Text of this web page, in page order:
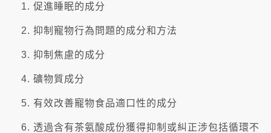
促進睡眠的成分
抑制寵物行為問題的成分和方法
抑制焦慮的成分
礦物質成分
有效改善寵物食品適口性的成分
透過含有茶氨酸成份獲得抑制或糾正涉包括循環不